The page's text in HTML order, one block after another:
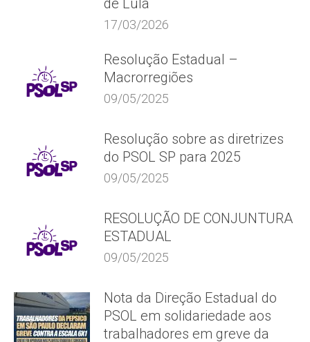
de Lula
17/03/2026
Resolução Estadual –
Macrorregiões
09/05/2025
Resolução sobre as diretrizes
do PSOL SP para 2025
09/05/2025
RESOLUÇÃO DE CONJUNTURA
ESTADUAL
09/05/2025
Nota da Direção Estadual do
PSOL em solidariedade aos
trabalhadores em greve da